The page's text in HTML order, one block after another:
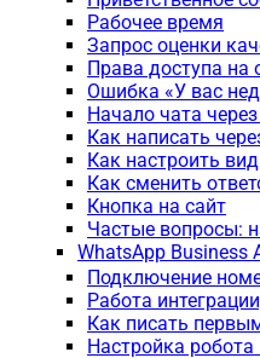
Рабочее время
Запрос оценки
Права доступа на
Ошибка «У вас
Начало чата
Как написать
Как настроить
Как сменить
Кнопка на сайт
Частые вопросы:
WhatsApp Business
Подключение
Работа
Как писать
Настройка робота